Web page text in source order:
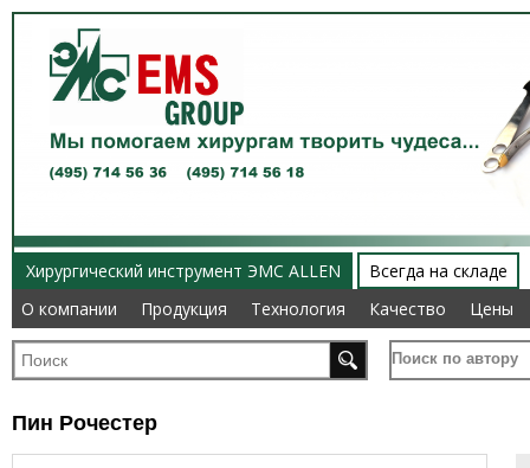
Хирургический инструмент ЭМС ALLEN
О компании
Продукция Технология Качество Цены
Всегда на складе
О компании
Продукция Технология Качество Цены
Поиск по автору
Пин Рочестер